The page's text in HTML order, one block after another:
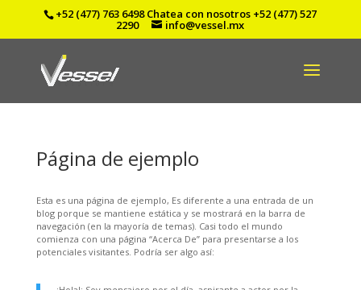
+52 (477) 763 6498Chatea con nosotros +52 (477) 527
2290 info@vessel.mx
Página de ejemplo
Esta es una página de ejemplo, Es diferente a una entrada de un
blog porque se mantiene estática y se mostrará en la barra de
navegación (en la mayoría de temas). Casi todo el mundo
comienza con una página “Acerca De” para presentarse a los
potenciales visitantes. Podría ser algo así: